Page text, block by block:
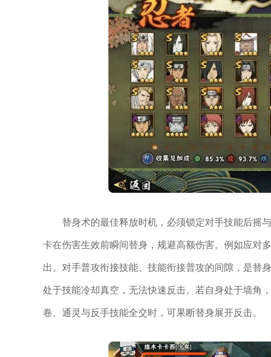
替身术的最佳释放时机，必须锁定对手技能后摇
卡在伤害生效前瞬间替身，规避高额伤害。例如应对
出。对手普攻衔接技能、技能衔接普攻的间隙，是替
处于技能冷却真空，无法快速反击。若自身处于墙角
卷、通灵与反手技能全交时，可果断替身展开反击。